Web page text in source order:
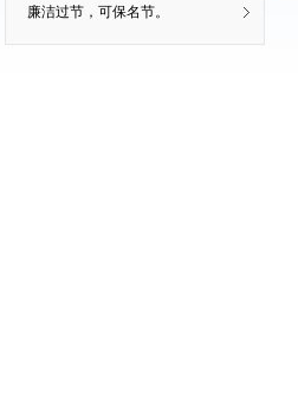
廉洁过节，可保名节。